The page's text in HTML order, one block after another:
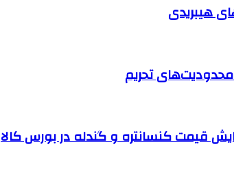
هیبریدی
محدودیت‌های تحریم
قیمت کنسانتره و گندله در بورس کالا